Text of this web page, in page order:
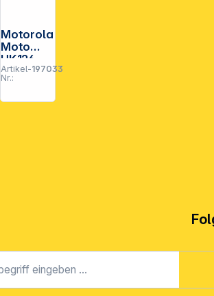
Motorola
Moto
HK126
Artikel-
Nr.:
197033